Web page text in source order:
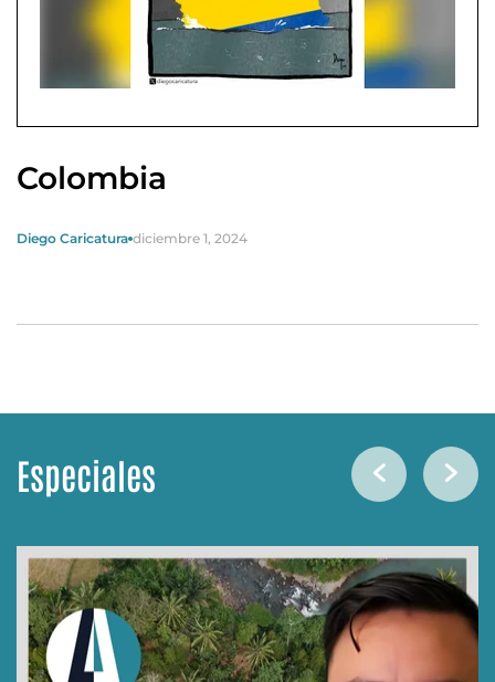
Colombia
Diego Caricatura diciembre 1, 2024
Especiales